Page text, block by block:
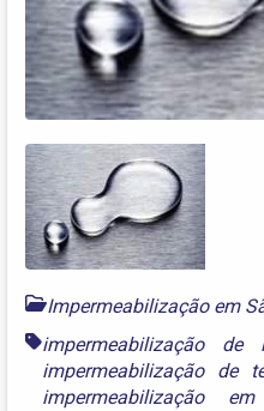
Impermeabilização em
impermeabilização
impermeabilização de
impermeabilização